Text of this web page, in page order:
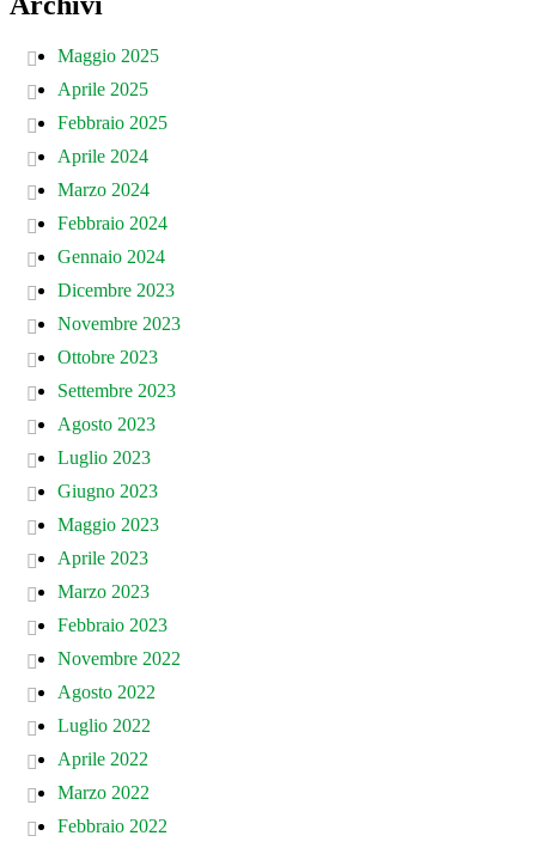
Maggio 2025
Aprile 2025
Febbraio 2025
Aprile 2024
Marzo 2024
Febbraio 2024
Gennaio 2024
Dicembre 2023
Novembre 2023
Ottobre 2023
Settembre 2023
Agosto 2023
Luglio 2023
Giugno 2023
Maggio 2023
Aprile 2023
Marzo 2023
Febbraio 2023
Novembre 2022
Agosto 2022
Luglio 2022
Aprile 2022
Marzo 2022
Febbraio 2022